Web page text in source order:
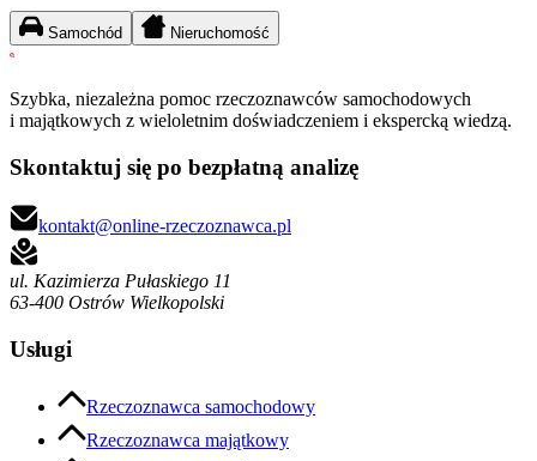
Samochód Nieruchomość
Szybka, niezależna pomoc rzeczoznawców samochodowych
i majątkowych z wieloletnim doświadczeniem i ekspercką wiedzą.
Skontaktuj się po bezpłatną analizę
kontakt@online-rzeczoznawca.pl
ul. Kazimierza Pułaskiego 11
63-400 Ostrów Wielkopolski
Usługi
Rzeczoznawca samochodowy
Rzeczoznawca majątkowy